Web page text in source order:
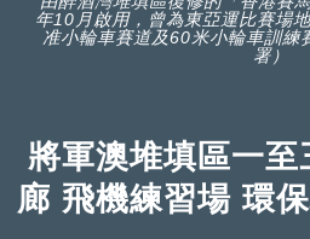
年10月啟用，曾為東亞運比賽場
准小輪車賽道及60米小輪車訓練
署）
將軍澳堆填區一
廊 飛機練習場 環